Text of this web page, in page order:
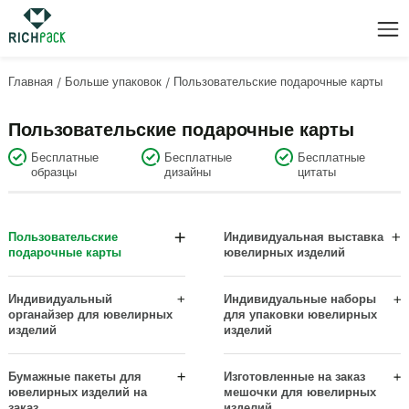
Главная / Больше упаковок / Пользовательские подарочные карты
Пользовательские подарочные карты
Бесплатные
образцы
Бесплатные
дизайны
Бесплатные
цитаты
Пользовательские
подарочные карты
Теги «День рождения» и
Подвесные демонстрационные
карточки
Праздничные и свадебные теги
Карты для демонстрации
ювелирных изделий
Индивидуальная выставка
ювелирных изделий
Дисплей браслета/браслета
Дисплейные наборы
Демонстрация сережек
Демонстрация ожерелий
Подвесные дисплеи
Индивидуальный
органайзер для ювелирных
изделий
Настольные витрины для
Организаторы ящиков
Индивидуальные наборы
для упаковки ювелирных
изделий
Бумажные пакеты для
ювелирных изделий на
Изготовленные на заказ
мешочки для ювелирных